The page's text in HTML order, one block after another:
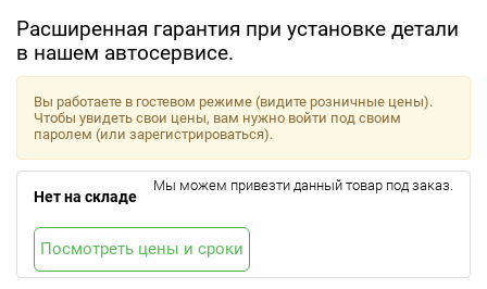
Расширенная гарантия при установке детали
в нашем автосервисе.
Вы работаете в гостевом режиме (видите розничные цены).
Чтобы увидеть свои цены, вам нужно войти под своим
паролем (или зарегистрироваться).
Нет на складе
Мы можем привезти данный товар под заказ.
Посмотреть цены и сроки